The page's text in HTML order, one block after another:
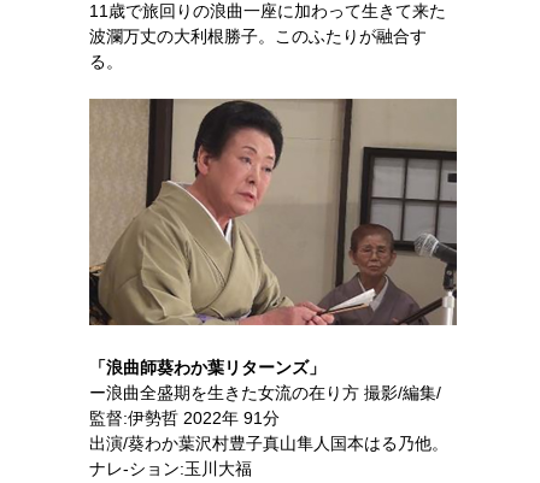
11歳で旅回りの浪曲一座に加わって生きて来た
波瀾万丈の大利根勝子。このふたりが融合す
る。
「浪曲師葵わか葉リターンズ」
ー浪曲全盛期を生きた女流の在り方 撮影/編集/
監督:伊勢哲 2022年 91分
出演/葵わか葉沢村豊子真山隼人国本はる乃他。
ナレ-ション:玉川大福